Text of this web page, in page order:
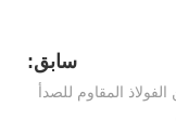
سابق:
متينة 10000 رطل من الفولاذ المقاوم للصدأ